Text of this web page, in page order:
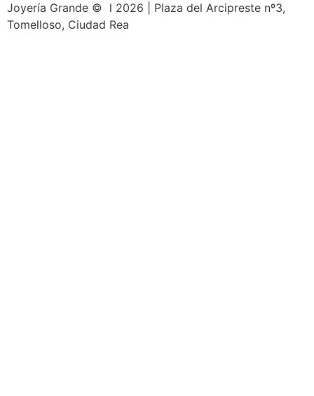
Joyería Grande © l 2026 | Plaza del Arcipreste nº3,
Tomelloso, Ciudad Rea